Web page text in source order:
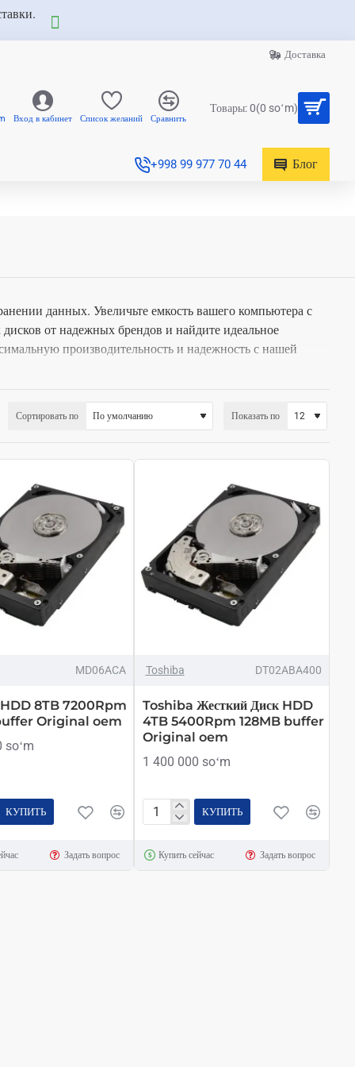
Доставка
Вход в кабинет Список желаний Сравнить
Товары: 0(0 soʻm)
+998 99 977 70 44 Блог
данных. Увеличьте емкость вашего компьютера с
от надежных брендов и найдите идеальное
производительность и надежность с нашей
Сортировать по Показать по
MD06ACA
8TB 7200Rpm
Original oem
soʻm
КУПИТЬ
Задать вопрос
Toshiba DT02ABA400
Toshiba Жесткий Диск HDD
4TB 5400Rpm 128MB buffer
Original oem
1 400 000 soʻm
Toshiba
Диск
КУПИТЬ
Купить сейчас Задать вопрос